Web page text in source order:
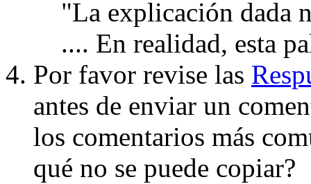
"La explicación dada
.... En realidad, esta
Por favor revise las
antes de enviar un
los comentarios más
qué no se puede copiar?